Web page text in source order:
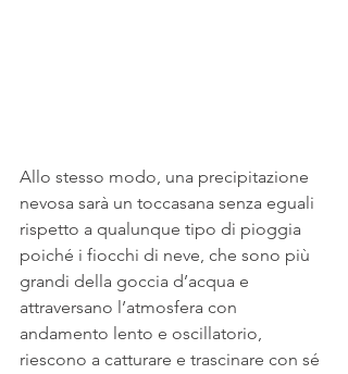
Allo stesso modo, una precipitazione
nevosa sarà un toccasana senza eguali
rispetto a qualunque tipo di pioggia
poiché i fiocchi di neve, che sono più
grandi della goccia d’acqua e
attraversano l’atmosfera con
andamento lento e oscillatorio,
riescono a catturare e trascinare con sé